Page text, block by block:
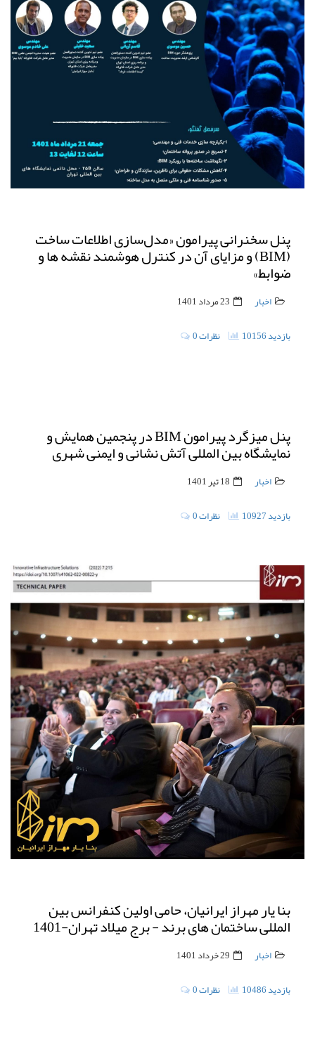
پنل سخنرانی پیرامون «مدل‌سازی اطلاعات ساخت
(BIM) و مزایای آن در کنترل هوشمند نقشه ها و
ضوابط»
اخبار
23 مرداد 1401
0 نظرات
10156 بازدید
پنل میزگرد پیرامون BIM در پنجمین همایش و
نمایشگاه بین المللی آتش نشانی و ایمنی شهری
اخبار
18 تیر 1401
0 نظرات
10927 بازدید
بنا یار مهراز ایرانیان، حامی اولین کنفرانس بین
المللی ساختمان های برند - برج میلاد تهران-1401
اخبار
29 خرداد 1401
0 نظرات
10486 بازدید